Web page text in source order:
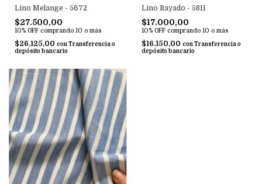
Lino Melange - 5672
$27.500,00
10% OFF comprando 10 o más
$26.125,00 con Transferencia o
depósito bancario
Lino Rayado - 5811
$17.000,00
10% OFF comprando 10 o más
$16.150,00 con Transferencia o
depósito bancario